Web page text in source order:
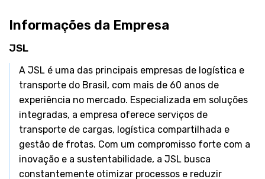
Informações da Empresa
JSL
A JSL é uma das principais empresas de logística e
transporte do Brasil, com mais de 60 anos de
experiência no mercado. Especializada em soluções
integradas, a empresa oferece serviços de
transporte de cargas, logística compartilhada e
gestão de frotas. Com um compromisso forte com a
inovação e a sustentabilidade, a JSL busca
constantemente otimizar processos e reduzir